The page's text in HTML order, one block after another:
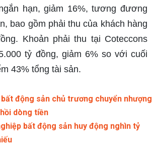
hạn, giảm 16%, tương đương
bao gồm phải thu của khách hàng
Khoản phải thu tại Coteccons
tỷ đồng, giảm 6% so với cuối
43% tổng tài sản.
động sản chủ trương chuyển nhượng
dòng tiền
bất động sản huy động nghìn tỷ